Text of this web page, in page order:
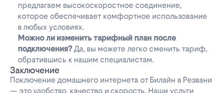
предлагаем высокоскоростное соединение,
которое обеспечивает комфортное использование
в любых условиях.
Можно ли изменить тарифный план после
подключения?Да, вы можете легко сменить тариф,
обратившись к нашим специалистам.
Заключение
Поключение домашнего интернета от Билайн в Резвани
— это удобство, качество и скорость. Наши услуги